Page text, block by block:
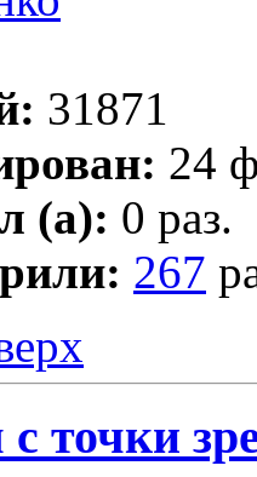
31871
24
(а): 0 раз.
267
точки